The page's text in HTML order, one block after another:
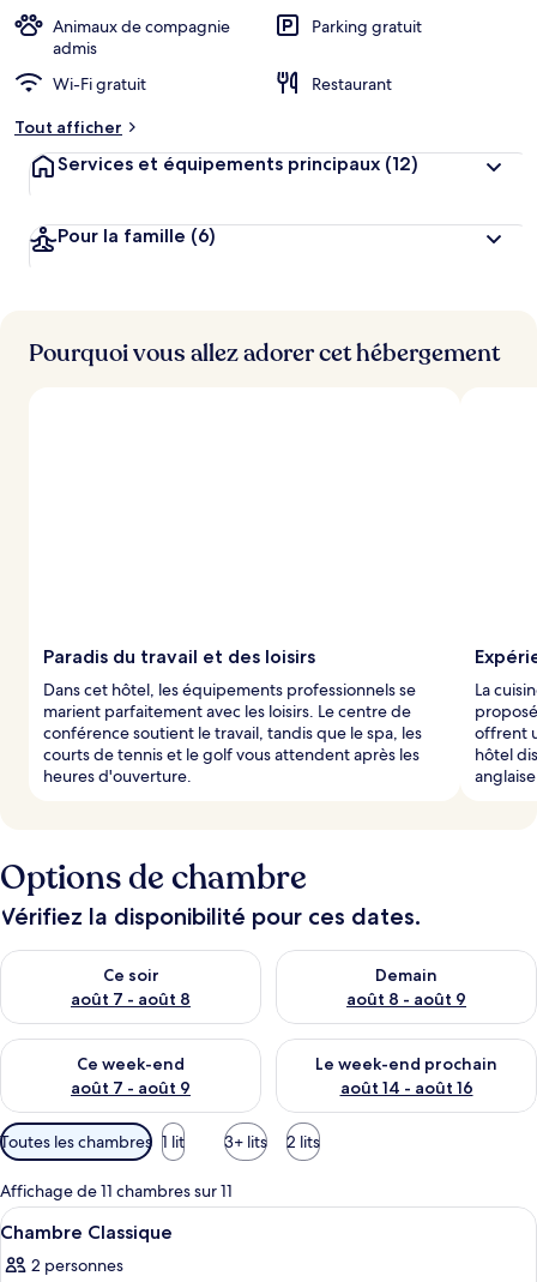
Animaux de compagnie
admis
Parking gratuit
Wi-Fi gratuit
Restaurant
Tout afficher
Services et équipements principaux (12)
Pour la famille (6)
Pourquoi vous allez adorer cet hébergement
Paradis du travail et des loisirs
Dans cet hôtel, les équipements professionnels se
marient parfaitement avec les loisirs. Le centre de
conférence soutient le travail, tandis que le spa, les
courts de tennis et le golf vous attendent après les
heures d'ouverture.
La
offrent
hôtel
Options de chambre
Vérifiez la disponibilité pour ces dates.
Ce soir
août 7 - août 8
Vérifier la disponibilité pour ce soir août 7 - août 8
Demain
août 8 - août 9
Vérifier la disponibilité pour
Ce week-end
août 7 - août 9
Vérifier la disponibilité pour ce week-end août 7 - août 9
Le week-end prochain
août 14 - août 16
Vérifier la disponibilité pour
Filtres
disponibles
pour
les
chambres
Toutes les chambres 1 lit 3+ lits 2 lits
Affichage de 11 chambres sur 11
Afficher
toutes
les
Une chambre d’hôtel avec un
9
Chambre Classique
2 personnes